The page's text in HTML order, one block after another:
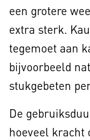
een grotere
extra sterk.
tegemoet aan
bijvoorbeeld
stukgebeten
De
hoeveel kracht